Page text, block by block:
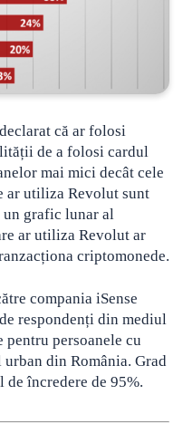
că ar folosi
de a folosi cardul
mai mici decât cele
ar utiliza Revolut sunt
un grafic lunar al
ar utiliza Revolut ar
criptomonede.
compania iSense
respondenți din mediul
pentru persoanele cu
din România. Grad
de încredere de 95%.